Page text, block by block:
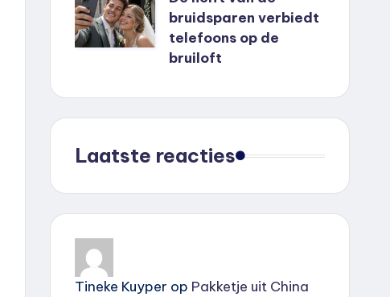
bruidsparen verbiedt
telefoons op de
bruiloft
Laatste reacties
Tineke Kuyper op Pakketje uit China